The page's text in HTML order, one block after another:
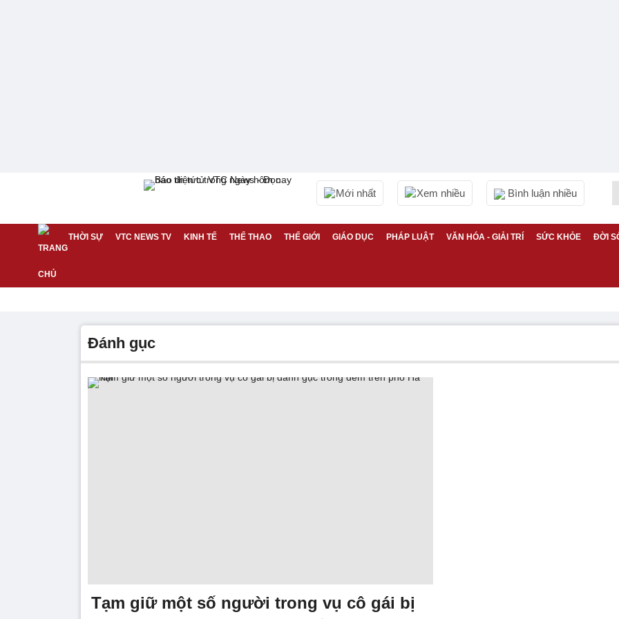
Mới nhất Xem nhiều Bình luận nhiều
THỜI SỰ VTC NEWS TV KINH TẾ THỂ THAO THẾ GIỚI GIÁO DỤC PHÁP LUẬT VĂN HÓA - GIẢI TRÍ SỨC KHỎE ĐỜI
đánh gục
Tạm giữ một số người trong vụ cô gái bị